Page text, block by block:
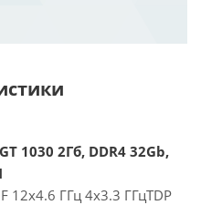
1030 2Гб, DDR4 32Gb,
12x4.6 ГГц 4x3.3 ГГцTDP